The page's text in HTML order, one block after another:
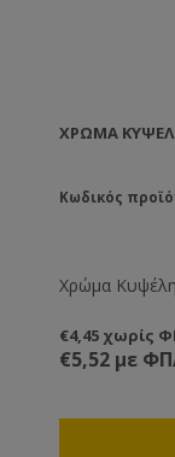
ΧΡΏΜΑ
Κωδικός
Χρώμα
€4,45 χωρίς
€5,52 με